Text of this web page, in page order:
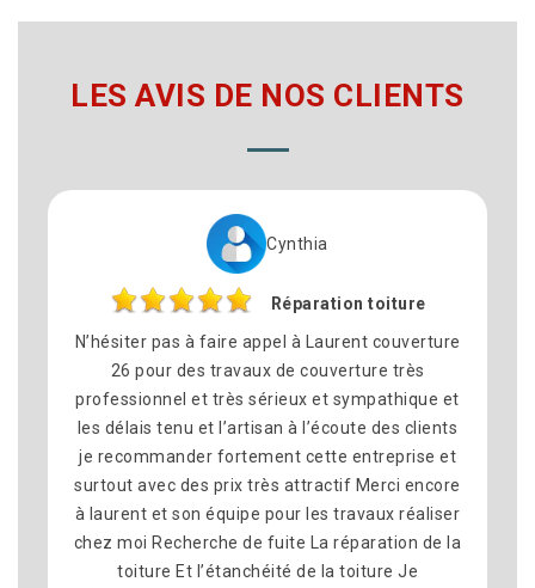
LES AVIS DE NOS CLIENTS
Cynthia
Réparation toiture
N’hésiter pas à faire appel à Laurent couverture
26 pour des travaux de couverture très
professionnel et très sérieux et sympathique et
les délais tenu et l’artisan à l’écoute des clients
je recommander fortement cette entreprise et
surtout avec des prix très attractif Merci encore
à laurent et son équipe pour les travaux réaliser
chez moi Recherche de fuite La réparation de la
toiture Et l’étanchéité de la toiture Je